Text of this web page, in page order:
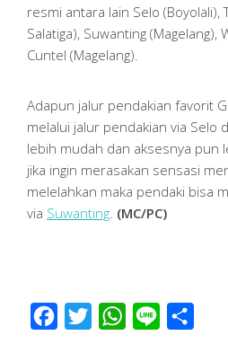
resmi antara lain Selo (Boyolali),
Salatiga), Suwanting (Magelang),
Cuntel (Magelang).
Adapun jalur pendakian favorit
melalui jalur pendakian via Selo
lebih mudah dan aksesnya pun
jika ingin merasakan sensasi
melelahkan maka pendaki bisa
via Suwanting (MC/PC)
Facebook
Twitter WhatsApp
Line